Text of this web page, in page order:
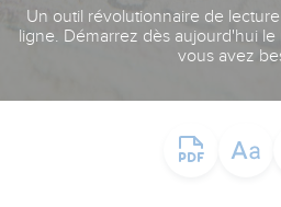
Un outil révolutionnaire de
ligne. Démarrez dès aujourd'hui
vous avez